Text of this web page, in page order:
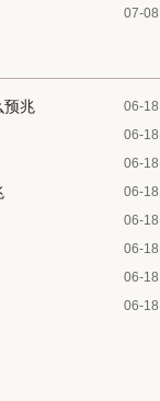
07-08
预兆 06-18
06-18
06-18
06-18
06-18
06-18
06-18
06-18